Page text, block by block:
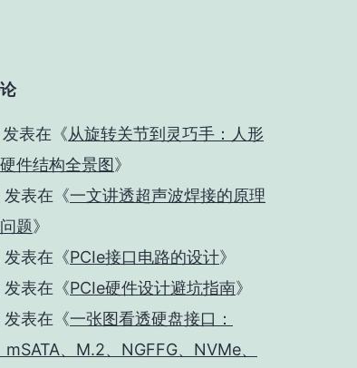
发表在《从旋转关节到灵巧手：人形
件结构全景图》
发表在《一文讲透超声波焊接的原理
题》
发表在《PCIe接口电路的设计》
发表在《PCIe硬件设计避坑指南》
发表在《一张图看透硬盘接口：
mSATA、M.2、NGFFG、NVMe、